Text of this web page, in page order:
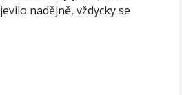
nadějně, vždycky se